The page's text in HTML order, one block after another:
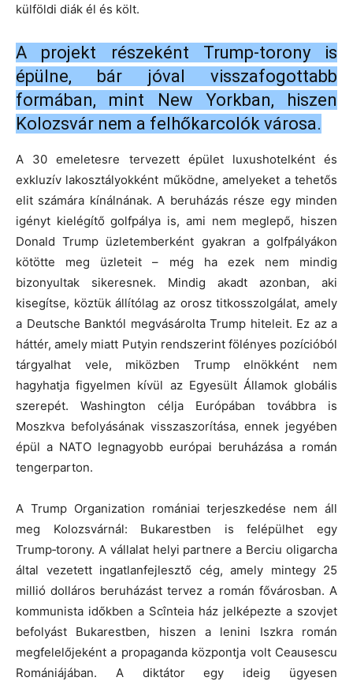
külföldi diák él és költ.
A projekt részeként Trump‑torony is
épülne, bár jóval visszafogottabb
formában, mint New Yorkban, hiszen
Kolozsvár nem a felhőkarcolók városa.
A 30 emeletesre tervezett épület luxushotelként és
exkluzív lakosztályokként működne, amelyeket a tehetős
elit számára kínálnának. A beruházás része egy minden
igényt kielégítő golfpálya is, ami nem meglepő, hiszen
Donald Trump üzletemberként gyakran a golfpályákon
kötötte meg üzleteit – még ha ezek nem mindig
bizonyultak sikeresnek. Mindig akadt azonban, aki
kisegítse, köztük állítólag az orosz titkosszolgálat, amely
a Deutsche Banktól megvásárolta Trump hiteleit. Ez az a
háttér, amely miatt Putyin rendszerint fölényes pozícióból
tárgyalhat vele, miközben Trump elnökként nem
hagyhatja figyelmen kívül az Egyesült Államok globális
szerepét. Washington célja Európában továbbra is
Moszkva befolyásának visszaszorítása, ennek jegyében
épül a NATO legnagyobb európai beruházása a román
tengerparton.
A Trump Organization romániai terjeszkedése nem áll
meg Kolozsvárnál: Bukarestben is felépülhet egy
Trump‑torony. A vállalat helyi partnere a Berciu oligarcha
által vezetett ingatlanfejlesztő cég, amely mintegy 25
millió dolláros beruházást tervez a román fővárosban. A
kommunista időkben a Scînteia ház jelképezte a szovjet
befolyást Bukarestben, hiszen a lenini Iszkra román
megfelelőjeként a propaganda központja volt Ceausescu
Romániájában. A diktátor egy ideig ügyesen